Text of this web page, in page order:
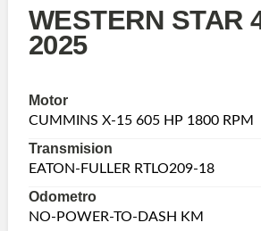
WESTERN STAR
2025
Motor
CUMMINS X-15 605 HP 1800 RPM
Transmision
EATON-FULLER RTLO209-18
Odometro
NO-POWER-TO-DASH KM